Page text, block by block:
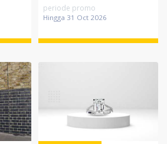
periode promo
Hingga 31 Oct 2026